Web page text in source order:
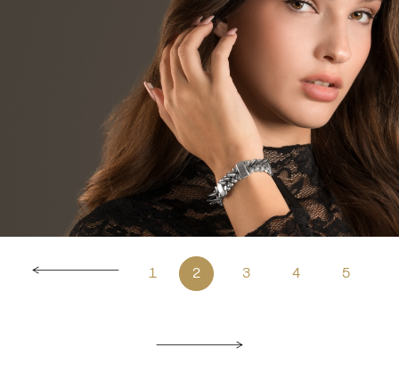
1 2 3 4 5